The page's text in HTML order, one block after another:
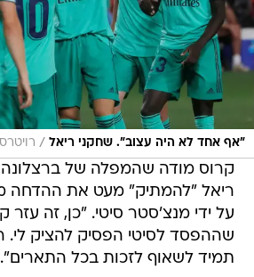
"אף אחד לא היה עצוב". שחקני ריאל / רויטרס
קרוס מודה שהמפלה של ברצלונה
ריאל "להמתיק" מעט את ההדחה
על ידי מנצ'סטר סיטי. "כן, זה
שההפסד לסיטי הפסיק להציק לי.
תמיד לשאוף לזכות בכל התארים".